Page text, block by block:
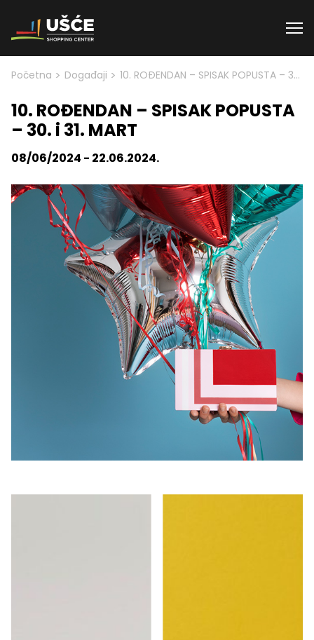
Skip to content
Početna > Događaji > 10. ROĐENDAN – SPISAK POPUSTA – 30. i 31. MART
10. ROĐENDAN – SPISAK POPUSTA
– 30. i 31. MART
08/06/2024 - 22.06.2024.